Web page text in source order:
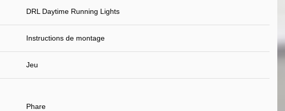
DRL Daytime Running Lights
Instructions de montage
Jeu
Phare